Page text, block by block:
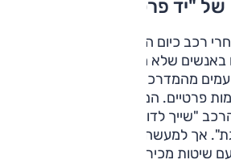
של "יד פרטית" – כך הם
רכב כיום היא להתחפש ל"מוכרים
שלא מחזיקים אולם תצוגה,
מהמדרכה, מהמגרש או מהחנייה –
פרטיים. הם יספרו שהם "מוכרים את
"שייך לדוד מהצפון", או אפילו "קנו
אך למעשה, מדובר בעסק לכל דבר –
שיטות מכירה תחמניות.